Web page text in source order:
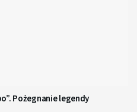
Pożegnanie legendy